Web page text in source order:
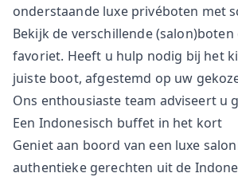
onderstaande luxe privéboten met
Bekijk de verschillende (salon)boten
favoriet. Heeft u hulp nodig bij het
juiste boot, afgestemd op uw
Ons enthousiaste team adviseert u
Een Indonesisch buffet in het kort
Geniet aan boord van een luxe
authentieke gerechten uit de